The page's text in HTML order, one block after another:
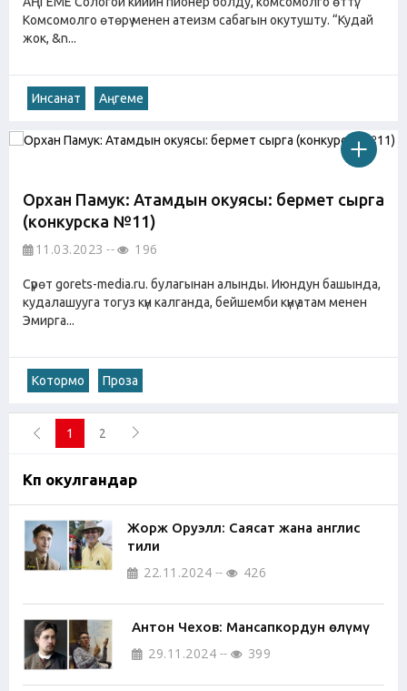
Комсомолго өтөрү менен атеизм сабагын окутушту. “Кудай
жок, &n...
Инсанат Аңгеме
Орхан Памук: Атамдын окуясы: бермет сырга
(конкурска №11)
11.03.2023 196
Cүрөт gorets-media.ru. булагынан алынды. Июндун башында,
кудалашууга тогуз күн калганда, бейшемби күнү атам менен
Эмирга...
Котормо Проза
1 2
Көп окулгандар
Жорж Оруэлл: Саясат жана англис
тили
22.11.2024 426
Антон Чехов: Мансапкордун өлүмү
29.11.2024 399